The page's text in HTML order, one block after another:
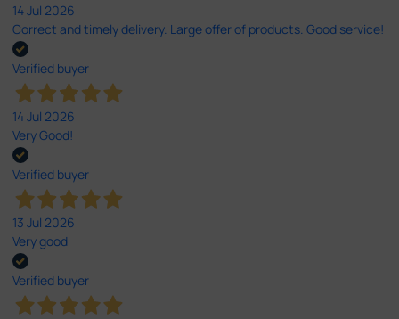
14 Jul 2026
Correct and timely delivery. Large offer of products. Good service!
Verified buyer
14 Jul 2026
Very Good!
Verified buyer
13 Jul 2026
Very good
Verified buyer